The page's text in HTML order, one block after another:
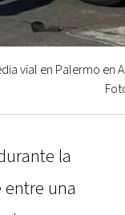
vial en Palermo en
la
entre una